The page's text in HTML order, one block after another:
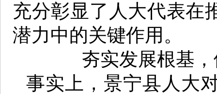
充分彰显了人大代表在
潜力中的关键作用。
夯实发展根基
事实上，景宁县人大